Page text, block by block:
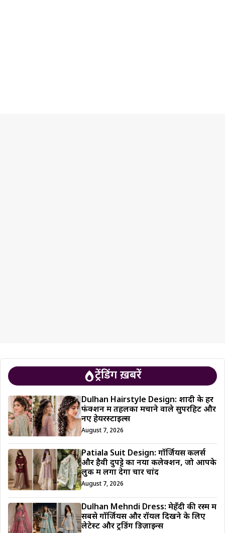
ट्रेंडिंग ख़बरें
Dulhan Hairstyle Design: शादी के हर
फंक्शन में तहलका मचाने वाले सुपरहिट और
नए हेयरस्टाइल्स
August 7, 2026
Patiala Suit Design: गॉर्जियस कलर्स
और हैवी दुपट्टे का नया कलेक्शन, जो आपके
लुक में लगा देगा चार चांद
August 7, 2026
Dulhan Mehndi Dress: मेहँदी की रस्म में
सबसे गॉर्जियस और रॉयल दिखने के लिए
लेटेस्ट और ट्रेंडिंग डिज़ाइन्स